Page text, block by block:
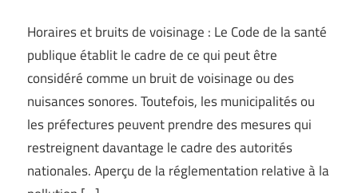
Horaires et bruits de voisinage : Le Code de la santé
publique établit le cadre de ce qui peut être
considéré comme un bruit de voisinage ou des
nuisances sonores. Toutefois, les municipalités ou
les préfectures peuvent prendre des mesures qui
restreignent davantage le cadre des autorités
nationales. Aperçu de la réglementation relative à la